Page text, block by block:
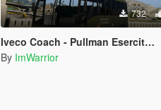
732
Iveco Coach - Pullman Esercito Italiano (Paintjob | FiveM)
By ImWarrior